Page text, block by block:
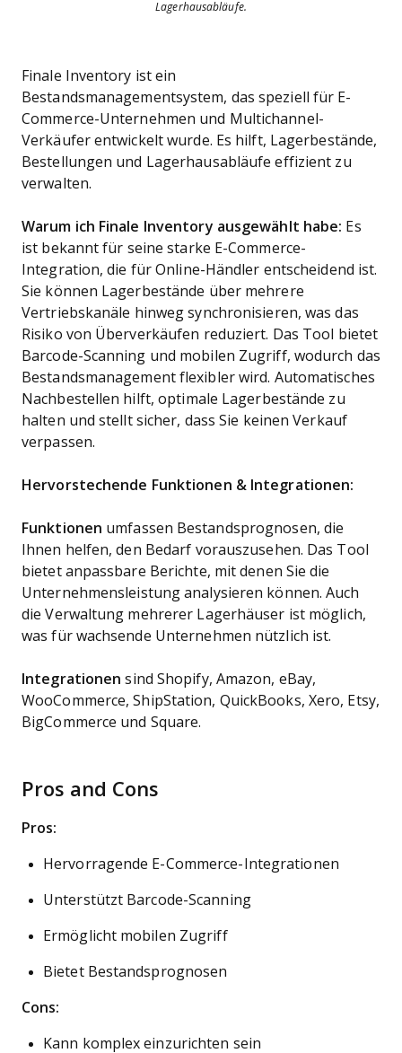
Lagerhausabläufe.
Finale Inventory ist ein
Bestandsmanagementsystem, das speziell für E-
Commerce-Unternehmen und Multichannel-
Verkäufer entwickelt wurde. Es hilft, Lagerbestände,
Bestellungen und Lagerhausabläufe effizient zu
verwalten.
Warum ich Finale Inventory ausgewählt habe: Es
ist bekannt für seine starke E-Commerce-
Integration, die für Online-Händler entscheidend ist.
Sie können Lagerbestände über mehrere
Vertriebskanäle hinweg synchronisieren, was das
Risiko von Überverkäufen reduziert. Das Tool bietet
Barcode-Scanning und mobilen Zugriff, wodurch das
Bestandsmanagement flexibler wird. Automatisches
Nachbestellen hilft, optimale Lagerbestände zu
halten und stellt sicher, dass Sie keinen Verkauf
verpassen.
Hervorstechende Funktionen & Integrationen:
Funktionen umfassen Bestandsprognosen, die
Ihnen helfen, den Bedarf vorauszusehen. Das Tool
bietet anpassbare Berichte, mit denen Sie die
Unternehmensleistung analysieren können. Auch
die Verwaltung mehrerer Lagerhäuser ist möglich,
was für wachsende Unternehmen nützlich ist.
Integrationen sind Shopify, Amazon, eBay,
WooCommerce, ShipStation, QuickBooks, Xero, Etsy,
BigCommerce und Square.
Pros and Cons
Pros:
Hervorragende E-Commerce-Integrationen
Unterstützt Barcode-Scanning
Ermöglicht mobilen Zugriff
Bietet Bestandsprognosen
Cons:
Kann komplex einzurichten sein